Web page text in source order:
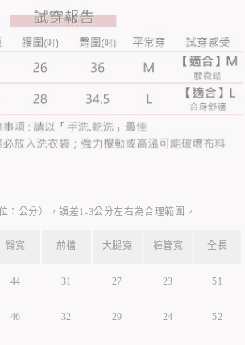
：公分），誤差1-3公分左右為合理範圍。
臀寬 前檔 大腿寬 褲管寬 全長
44 31 27 23 51
46 32 29 24 52